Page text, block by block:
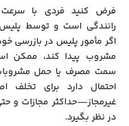
فرض کنید فردی با سرعت
رانندگی است و توسط
اگر مأمور پلیس در بازرسی
مشروب پیدا کند، ممکن
سمت مصرف یا حمل مشروبات
احتمال دارد برای تخلف
غیرمجاز—حداکثر مجازات و
در نظر بگیرد.